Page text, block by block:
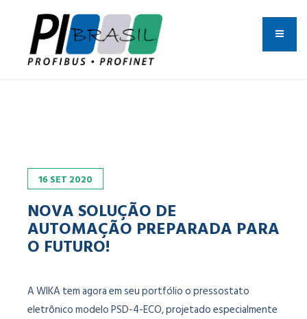
16 SET 2020
NOVA SOLUÇÃO DE
AUTOMAÇÃO PREPARADA PARA
O FUTURO!
A WIKA tem agora em seu portfólio o pressostato
eletrônico modelo PSD-4-ECO, projetado especialmente